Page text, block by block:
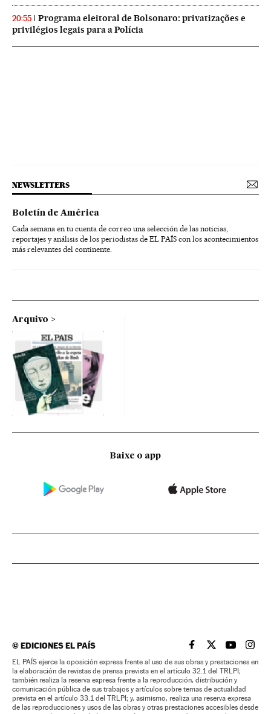
20:55
Programa eleitoral de Bolsonaro: privatizações e
privilégios legais para a Polícia
NEWSLETTERS
Boletín de América
Cada semana en tu cuenta de correo una selección de las noticias,
reportajes y análisis de los periodistas de EL PAÍS con los acontecimientos
más relevantes del continente.
Arquivo
Baixe o app
©EDICIONES EL PAÍS EL PAÍS BRASIL EN
EL PAÍSEL PAÍS
EL
EL PAÍS ejerce la oposición expresa frente al uso de sus obras y prestaciones en
la elaboración de revistas de prensa prevista en el artículo 32.1 del TRLPI;
también realiza la reserva expresa frente a la reproducción, distribución y
comunicación pública de sus trabajos y artículos sobre temas de actualidad
prevista en el artículo 33.1 del TRLPI; y, asimismo, realiza una reserva expresa
de las reproducciones y usos de las obras y otras prestaciones accesibles desde